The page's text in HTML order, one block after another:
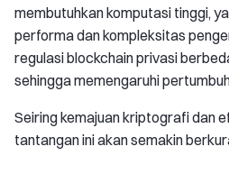
membutuhkan komputasi tinggi,
performa dan kompleksitas
regulasi blockchain privasi
sehingga memengaruhi
Seiring kemajuan kriptografi dan
tantangan ini akan semakin